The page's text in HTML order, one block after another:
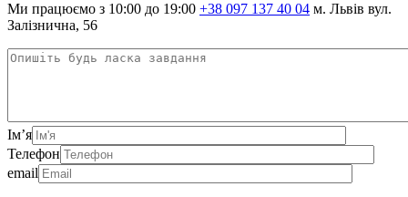
Ми працюємо з 10:00 до 19:00 +38 097 137 40 04 м. Львів вул.
Залізнична, 56
Ім’я
Телефон
email